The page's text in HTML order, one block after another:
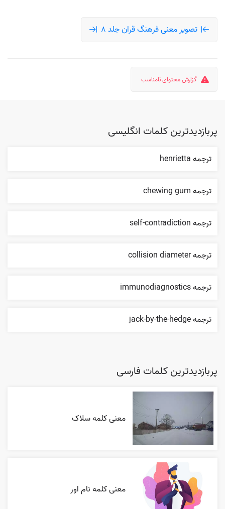
تصویر معنی فرهنگ قران جلد 8
گزارش محتوای نامناسب
پربازدیدترین کلمات انگلیسی
ترجمه henrietta
ترجمه chewing gum
ترجمه self-contradiction
ترجمه collision diameter
ترجمه immunodiagnostics
ترجمه jack-by-the-hedge
پربازدیدترین کلمات فارسی
معنی کلمه سلاک
معنی کلمه نام اور